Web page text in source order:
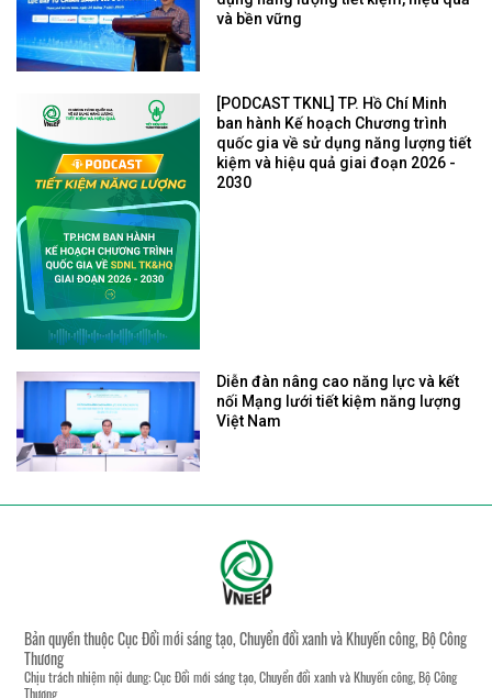
và bền vững
[PODCAST TKNL] TP. Hồ Chí Minh
ban hành Kế hoạch Chương trình
quốc gia về sử dụng năng lượng tiết
kiệm và hiệu quả giai đoạn 2026 -
2030
Diễn đàn nâng cao năng lực và kết
nối Mạng lưới tiết kiệm năng lượng
Việt Nam
Bản quyền thuộc Cục Đổi mới sáng tạo, Chuyển đổi xanh và Khuyến công, Bộ Công
Thương
Chịu trách nhiệm nội dung: Cục Đổi mới sáng tạo, Chuyển đổi xanh và Khuyến công, Bộ Công
Thương